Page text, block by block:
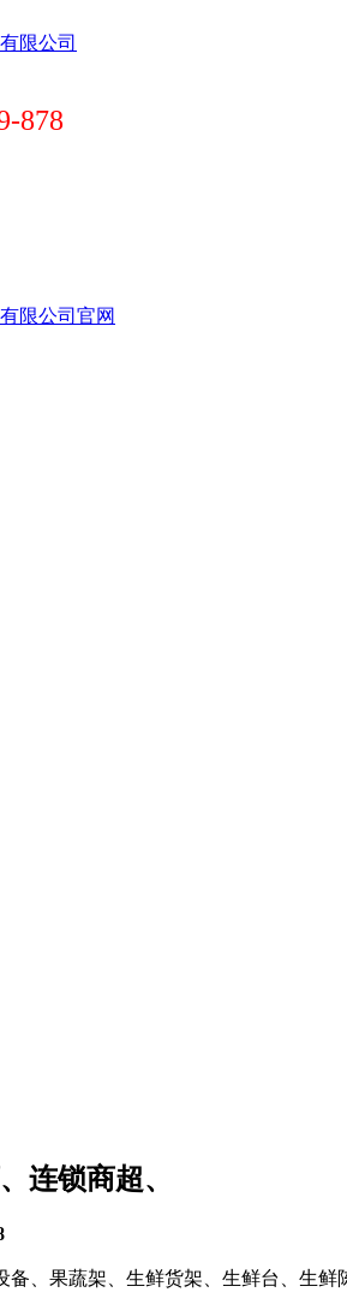
878
连锁商超、
果蔬架、生鲜货架、生鲜台、生鲜